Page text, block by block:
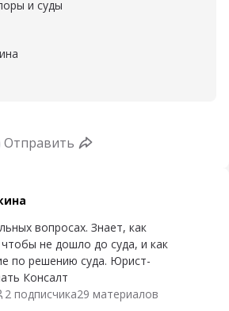
и суды
и суды
Отправить
вопросах. Знает, как
не дошло до суда, и как
по решению суда. Юрист-
Консалт
2 подписчика29 материалов